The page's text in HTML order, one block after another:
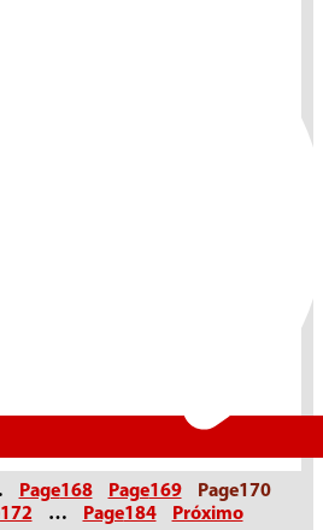
Page168 Page169 Page170
172 … Page184 Próximo